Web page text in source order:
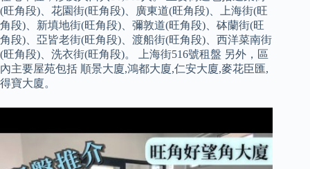
(旺角段)、花園街(旺角段)、廣東道(旺角段)、上海街(旺
角段)、新填地街(旺角段)、彌敦道(旺角段)、砵蘭街(旺
角段)、亞皆老街(旺角段)、渡船街(旺角段)、西洋菜南街
(旺角段)、洗衣街(旺角段)。 上海街516號租盤 另外，區
內主要屋苑包括 順景大廈,鴻都大廈,仁安大廈,麥花臣匯,
得寶大廈。